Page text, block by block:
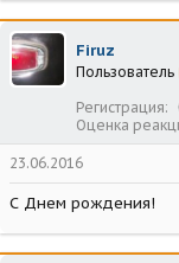
Firuz
Пользователь
Регистрация
Оценка
23.06.2016
С Днем рождения!